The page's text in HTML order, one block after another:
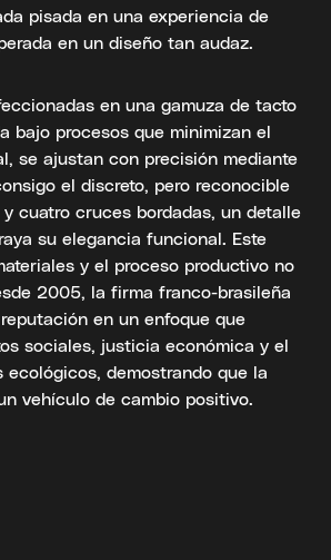
pisada en una experiencia de
en un diseño tan audaz.
en una gamuza de tacto
bajo procesos que minimizan el
se ajustan con precisión mediante
el discreto, pero reconocible
cuatro cruces bordadas, un detalle
su elegancia funcional. Este
y el proceso productivo no
2005, la firma franco-brasileña
en un enfoque que
sociales, justicia económica y el
ecológicos, demostrando que la
vehículo de cambio positivo.